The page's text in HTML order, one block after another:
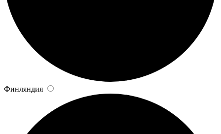
Финляндия